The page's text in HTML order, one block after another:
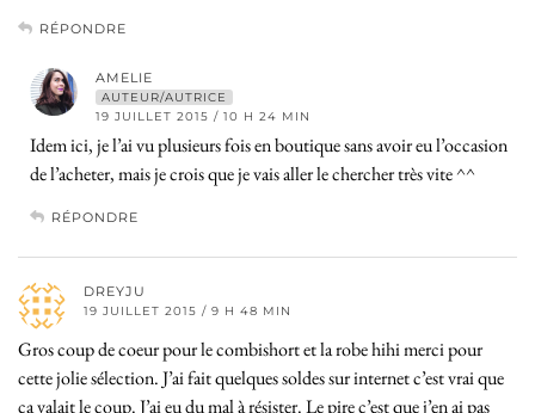
RÉPONDRE
AMELIE
AUTEUR/AUTRICE
19 JUILLET 2015 / 10 H 24 MIN
Idem ici, je l’ai vu plusieurs fois en boutique sans avoir eu l’occasion
de l’acheter, mais je crois que je vais aller le chercher très vite ^^
RÉPONDRE
DREYJU
19 JUILLET 2015 / 9 H 48 MIN
Gros coup de coeur pour le combishort et la robe hihi merci pour
cette jolie sélection. J’ai fait quelques soldes sur internet c’est vrai que
ca valait le coup. J’ai eu du mal à résister. Le pire c’est que j’en ai pas